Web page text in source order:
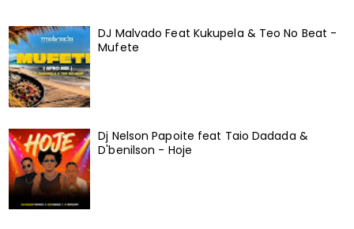
DJ Malvado Feat Kukupela & Teo No Beat -
Mufete
Dj Nelson Papoite feat Taio Dadada &
D'benilson - Hoje